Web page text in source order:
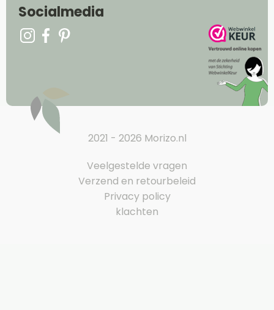
Socialmedia
2021 - 2026 Morizo.nl
Veelgestelde vragen
Verzend en retourbeleid
Privacy policy
klachten